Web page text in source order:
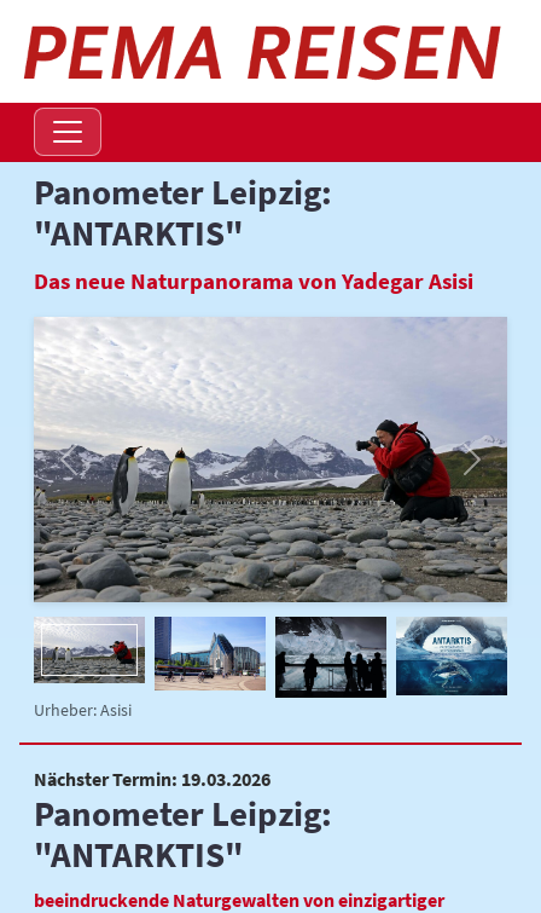
Navigation überspringen
Panometer Leipzig:
"ANTARKTIS"
Das neue Naturpanorama von Yadegar Asisi
Urheber: Asisi
Nächster Termin: 19.03.2026
Panometer Leipzig:
"ANTARKTIS"
beeindruckende Naturgewalten von einzigartiger